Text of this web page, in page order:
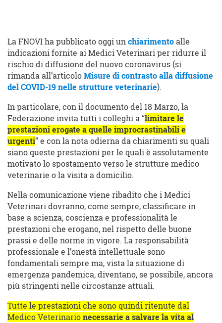
La FNOVI ha pubblicato oggi un chiarimento alle
indicazioni fornite ai Medici Veterinari per ridurre il
rischio di diffusione del nuovo coronavirus (si
rimanda all’articolo Misure di contrasto alla diffusione
del COVID-19 nelle strutture veterinarie).
In particolare, con il documento del 18 Marzo, la
Federazione invita tutti i colleghi a “limitare le
prestazioni erogate a quelle improcrastinabili e
urgenti” e con la nota odierna da chiarimenti su quali
siano queste prestazioni per le quali è assolutamente
motivato lo spostamento verso le strutture medico
veterinarie o la visita a domicilio.
Nella comunicazione viene ribadito che i Medici
Veterinari dovranno, come sempre, classificare in
base a scienza, coscienza e professionalità le
prestazioni che erogano, nel rispetto delle buone
prassi e delle norme in vigore. La responsabilità
professionale e l’onestà intellettuale sono
fondamentali sempre ma, vista la situazione di
emergenza pandemica, diventano, se possibile, ancora
più stringenti nelle circostanze attuali.
Tutte le prestazioni che sono quindi ritenute dal
Medico Veterinario necessarie a salvare la vita al